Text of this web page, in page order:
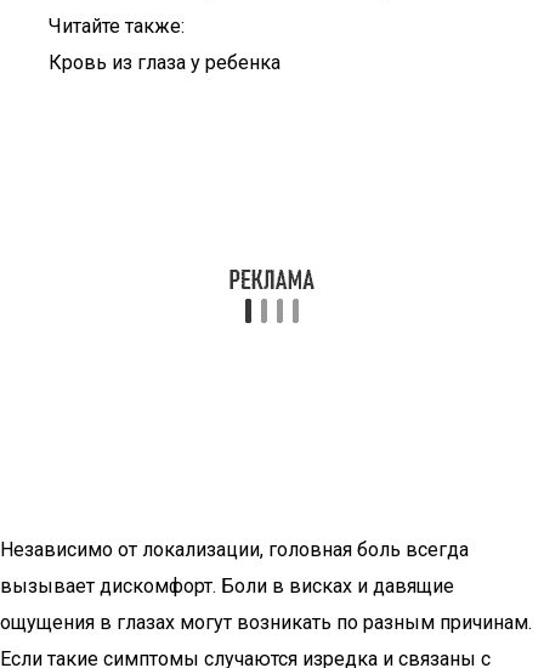
Читайте также:
Кровь из глаза у ребенка
Независимо от локализации, головная боль всегда
вызывает дискомфорт. Боли в висках и давящие
ощущения в глазах могут возникать по разным причинам.
Если такие симптомы случаются изредка и связаны с